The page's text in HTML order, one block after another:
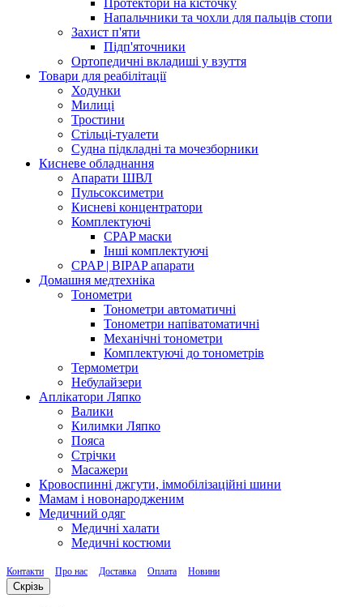
Протектори на кісточку
Напальчники та чохли для пальців стопи
Захист п'яти
Підп'яточники
Ортопедичні вкладиші у взуття
Товари для реабілітації
Ходунки
Милиці
Тростини
Стільці-туалети
Судна підкладні та мочезборники
Кисневе обладнання
Апарати ШВЛ
Пульсоксиметри
Кисневі концентратори
Комплектуючі
CPAP маски
Інші комплектуючі
CPAP | BIPAP апарати
Домашня медтехніка
Тонометри
Тонометри автоматичні
Тонометри напіватоматичні
Механічні тонометри
Комплектуючі до тонометрів
Термометри
Небулайзери
Аплікатори Ляпко
Валики
Килимки Ляпко
Пояса
Стрічки
Масажери
Кровоспинні джгути, іммобілізаційні шини
Мамам і новонародженим
Медичний одяг
Медичні халати
Медичні костюми
Контакти Про нас Доставка Оплата Новини
Скрізь